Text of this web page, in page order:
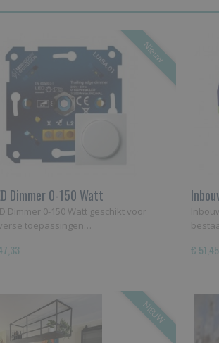
Nieuw
Dimmer 0-150 Watt
Dimmer 0-150 Watt geschikt voor
toepassingen…
€ 51,45
NIEUW